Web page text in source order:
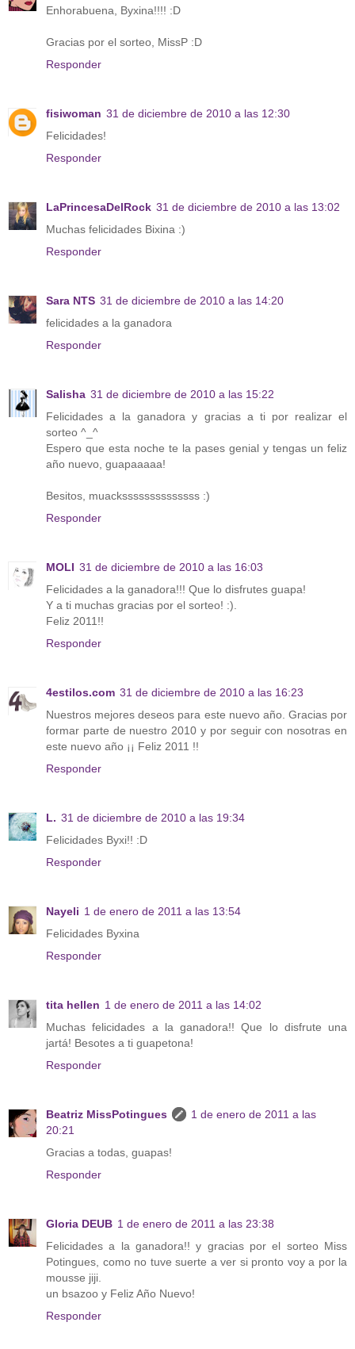
Enhorabuena, Byxina!!!! :D
Gracias por el sorteo, MissP :D
Responder
fisiwoman 31 de diciembre de 2010 a las 12:30
Felicidades!
Responder
LaPrincesaDelRock 31 de diciembre de 2010 a las 13:02
Muchas felicidades Bixina :)
Responder
Sara NTS 31 de diciembre de 2010 a las 14:20
felicidades a la ganadora
Responder
Salisha 31 de diciembre de 2010 a las 15:22
Felicidades a la ganadora y gracias a ti por realizar el
sorteo ^_^
Espero que esta noche te la pases genial y tengas un feliz
año nuevo, guapaaaaa!
Besitos, muackssssssssssssss :)
Responder
MOLI 31 de diciembre de 2010 a las 16:03
Felicidades a la ganadora!!! Que lo disfrutes guapa!
Y a ti muchas gracias por el sorteo! :).
Feliz 2011!!
Responder
4estilos.com 31 de diciembre de 2010 a las 16:23
Nuestros mejores deseos para este nuevo año. Gracias por
formar parte de nuestro 2010 y por seguir con nosotras en
este nuevo año ¡¡ Feliz 2011 !!
Responder
L. 31 de diciembre de 2010 a las 19:34
Felicidades Byxi!! :D
Responder
Nayeli 1 de enero de 2011 a las 13:54
Felicidades Byxina
Responder
tita hellen 1 de enero de 2011 a las 14:02
Muchas felicidades a la ganadora!! Que lo disfrute una
jartá! Besotes a ti guapetona!
Responder
Beatriz MissPotingues
1 de enero de 2011 a las
20:21
Gracias a todas, guapas!
Responder
Gloria DEUB 1 de enero de 2011 a las 23:38
Felicidades a la ganadora!! y gracias por el sorteo Miss
Potingues, como no tuve suerte a ver si pronto voy a por la
mousse jiji.
un bsazoo y Feliz Año Nuevo!
Responder